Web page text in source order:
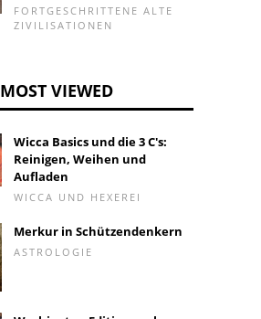
FORTGESCHRITTENE ALTE
ZIVILISATIONEN
MOST VIEWED
Wicca Basics und die 3 C's:
Reinigen, Weihen und
Aufladen
WICCA UND HEXEREI
Merkur in Schützendenkern
ASTROLOGIE